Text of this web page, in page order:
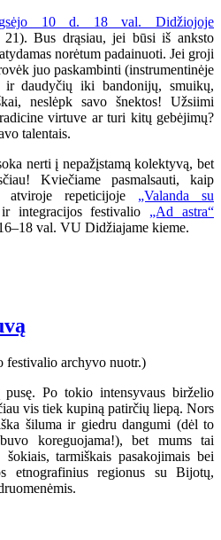
10 d. 18 val. Didžiojoje
Bus drąsiau, jei būsi iš anksto
norėtum padainuoti. Jei groji
juo paskambinti (instrumentinėje
daudyčių iki bandonijų, smuikų,
neslėpk savo šnektos! Užsiimi
virtuve ar turi kitų gebėjimų?
talentais.
nerti į nepažįstamą kolektyvą, bet
Kviečiame pasmalsauti, kaip
atviroje repeticijoje „Valanda su
integracijos festivalio „Ad astra“
val. VU Didžiajame kieme.
Po tokio intensyvaus birželio
vis tiek kupiną patirčių liepą. Nors
šiluma ir giedru dangumi (dėl to
koreguojama!), bet mums tai
tarmiškais pasakojimais bei
etnografinius regionus su Bijotų,